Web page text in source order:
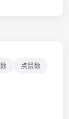
点赞数